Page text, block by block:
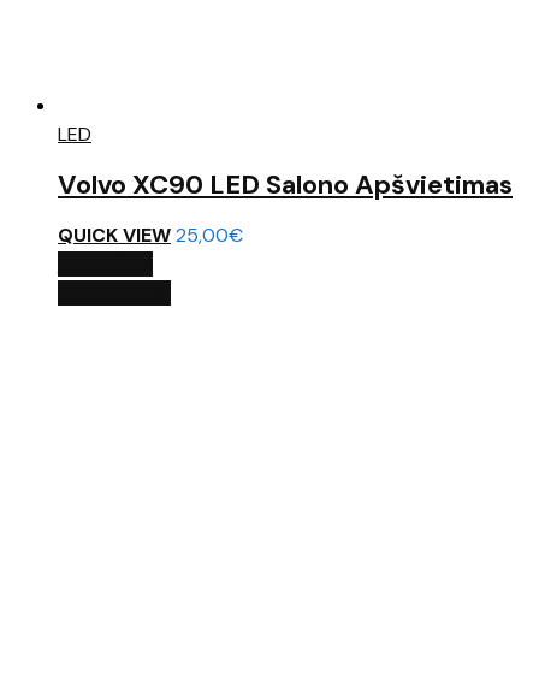
LED
Volvo XC90 LED Salono Apšvietimas
QUICK VIEW25,00€